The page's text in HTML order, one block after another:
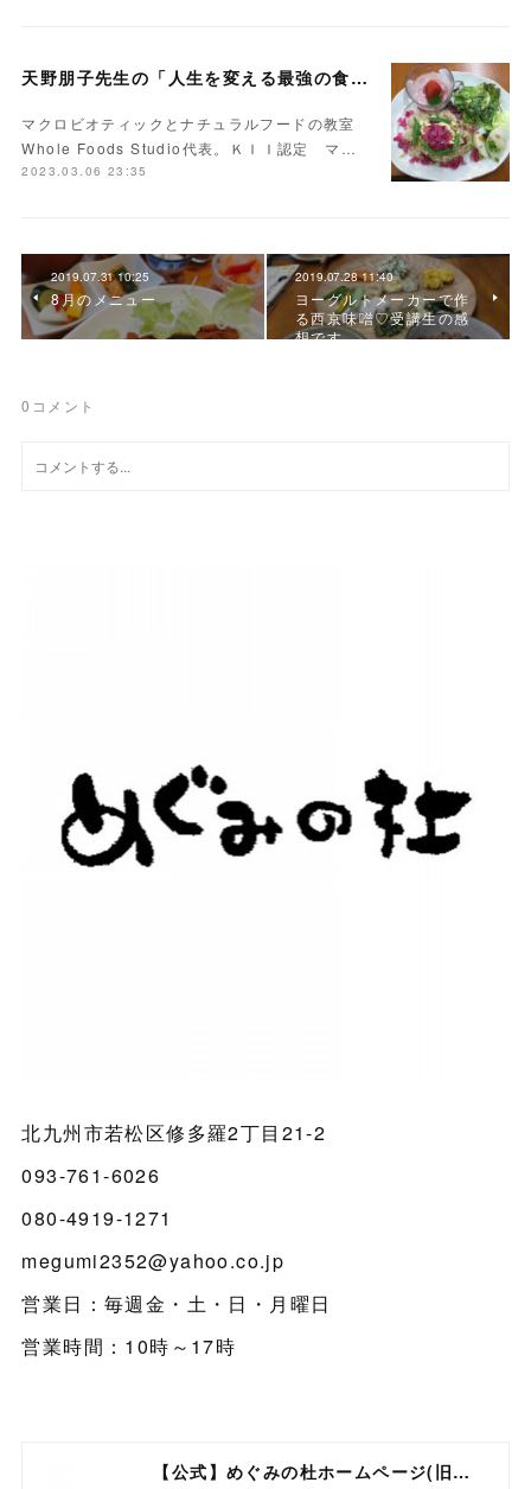
天野朋子先生の「人生を変える最強の食事」
マクロビオティックとナチュラルフードの教室
Whole Foods Studio代表。ＫＩＩ認定 マ…
2023.03.06 23:35
2019.07.31 10:25
8月のメニュー
2019.07.28 11:40
ヨーグルトメーカーで作
る西京味噌♡受講生の感
想です
0 コメント
北九州市若松区修多羅2丁目21-2
093-761-6026
080-4919-1271
megumi2352@yahoo.co.jp
営業日：毎週金・土・日・月曜日
営業時間：10時～17時
【公式】めぐみの杜ホームページ(旧自然食工房）